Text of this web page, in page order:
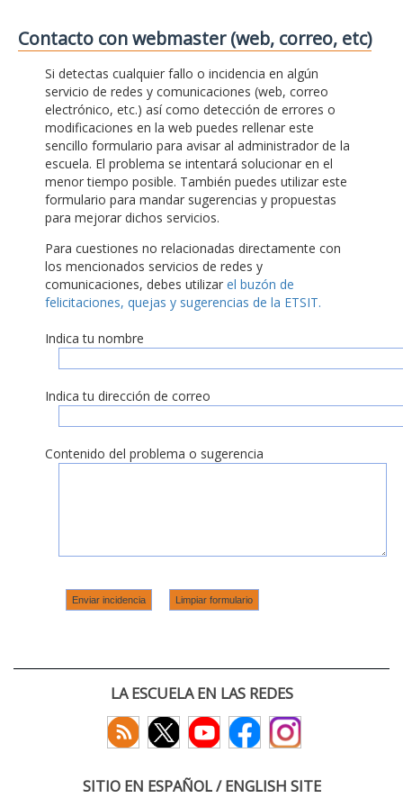
Contacto con webmaster (web, correo, etc)
Si detectas cualquier fallo o incidencia en algún
servicio de redes y comunicaciones (web, correo
electrónico, etc.) así como detección de errores o
modificaciones en la web puedes rellenar este
sencillo formulario para avisar al administrador de la
escuela. El problema se intentará solucionar en el
menor tiempo posible. También puedes utilizar este
formulario para mandar sugerencias y propuestas
para mejorar dichos servicios.
Para cuestiones no relacionadas directamente con
los mencionados servicios de redes y
comunicaciones, debes utilizar el buzón de
felicitaciones, quejas y sugerencias de la ETSIT.
Indica tu nombre
Indica tu dirección de correo
Contenido del problema o sugerencia
LA ESCUELA EN LAS REDES
SITIO EN ESPAÑOL / ENGLISH SITE